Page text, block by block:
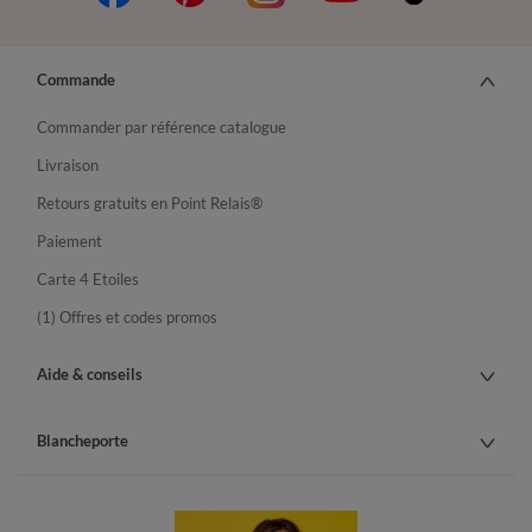
Commande
Commander par référence catalogue
Livraison
Retours gratuits en Point Relais®
Paiement
Carte 4 Etoiles
(1) Offres et codes promos
Aide & conseils
Blancheporte